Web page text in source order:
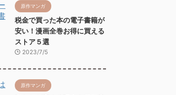
原作マンガ
税金で買った本の電子書籍が
安い！漫画全巻お得に買える
ストア５選
2023/7/5
原作マンガ